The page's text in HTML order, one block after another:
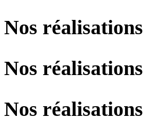
Nos réalisations
Nos réalisations
Nos réalisations